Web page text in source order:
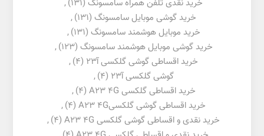
خرید نقدی تلفن همراه سامسونگ (131)
,
خرید گوشی موبایل سامسونگ (131)
,
خرید موبایل هوشمند سامسونگ (131)
,
خرید گوشی موبایل هوشمند سامسونگ (123)
,
خرید اقساطی گوشی گلکسی آ23
(4)
,
گوشی گلکسی آ23
(4)
,
خرید اقساطی گلکسی A23 4G
(4)
,
خرید اقساطی گوشی گلکسیA23 4G
(4)
,
خرید نقدی و اقساطی گوشی گلکسی A23 4G
(4)
,